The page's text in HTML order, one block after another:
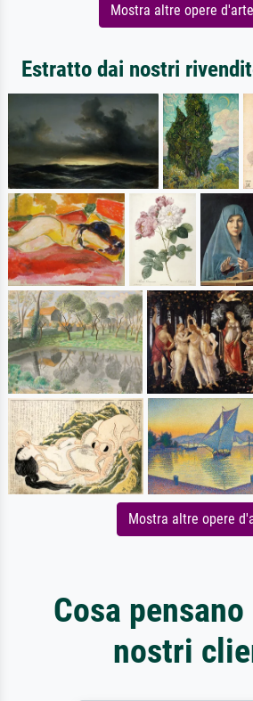
Mostra altre opere
Estratto dai nostri
Mostra altre opere
Cosa
nostri